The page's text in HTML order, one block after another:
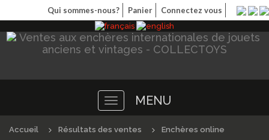
Qui sommes-nous? Panier Connectez vous
Toggle
navigation
MENU
Accueil Résultats des ventes Enchères online